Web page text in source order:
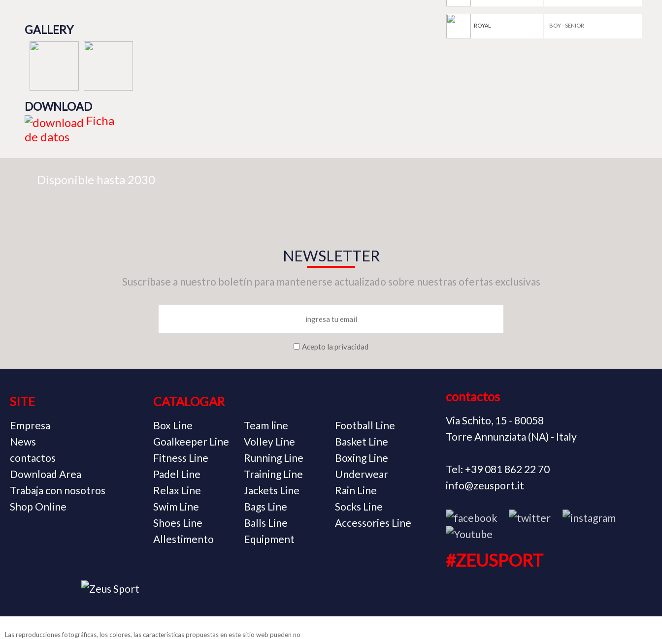
GALLERY
DOWNLOAD
Ficha
de datos
Disponible hasta 2030
ROYAL BOY - SENIOR
NEWSLETTER
Suscríbase a nuestro boletín para mantenerse actualizado sobre nuestras ofertas exclusivas
Acepto la privacidad
SITE
Empresa
News
contactos
Download Area
Trabaja con nosotros
Shop Online
CATALOGAR
Box Line Team line
Football Line
Goalkeeper Line
Volley Line
Basket Line
Fitness Line
Running Line
Boxing Line
Padel Line
Training Line
Underwear
Relax Line
Jackets Line
Rain Line
Swim Line
Bags Line
Socks Line
Shoes Line
Balls Line
Accessories Line
Allestimento
Equipment
contactos
Via Schito, 15 - 80058
Torre Annunziata (NA) - Italy
Tel: +39 081 862 22 70
info@zeusport.it
#ZEUSPORT
Las reproducciones fotográficas, los colores, las características propuestas en este sitio web pueden no